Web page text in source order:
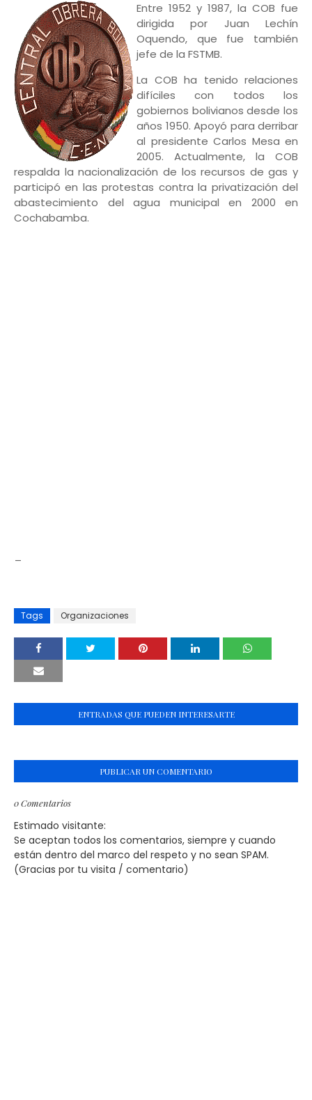
Entre 1952 y 1987, la COB fue
dirigida por Juan Lechín
Oquendo, que fue también
jefe de la FSTMB.
La COB ha tenido relaciones
difíciles con todos los
gobiernos bolivianos desde los
años 1950. Apoyó para derribar
al presidente Carlos Mesa en
2005. Actualmente, la COB
respalda la nacionalización de los recursos de gas y
participó en las protestas contra la privatización del
abastecimiento del agua municipal en 2000 en
Cochabamba.
Tags Organizaciones
ENTRADAS QUE PUEDEN INTERESARTE
PUBLICAR UN COMENTARIO
0 Comentarios
Estimado visitante:
Se aceptan todos los comentarios, siempre y cuando
están dentro del marco del respeto y no sean SPAM.
(Gracias por tu visita / comentario)